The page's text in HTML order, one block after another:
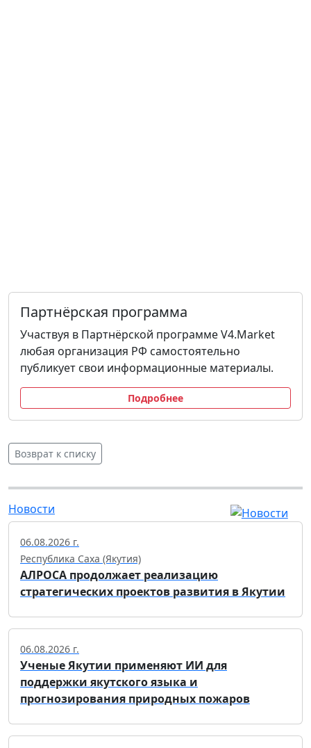
Партнёрская программа
Участвуя в Партнёрской программе V4.Market
любая организация РФ самостоятельно
публикует свои информационные материалы.
Подробнее
Возврат к списку
Новости
06.08.2026 г.
Республика Саха (Якутия)
АЛРОСА продолжает реализацию
стратегических проектов развития в Якутии
06.08.2026 г.
Ученые Якутии применяют ИИ для
поддержки якутского языка и
прогнозирования природных пожаров